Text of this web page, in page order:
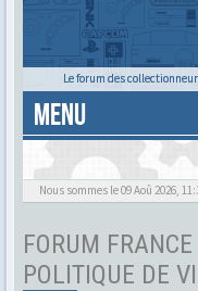
Le forum des
MENU
Gère ton profil et tes
Nous sommes le 09 Aoû 2026,
FORUM
POLITIQUE DE